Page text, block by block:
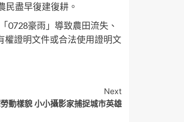
民盡早復建復耕。
0728豪雨」導致農田流失、
權證明文件或合法使用證明文
Next
動樣貌 小小攝影家捕捉城市英雄